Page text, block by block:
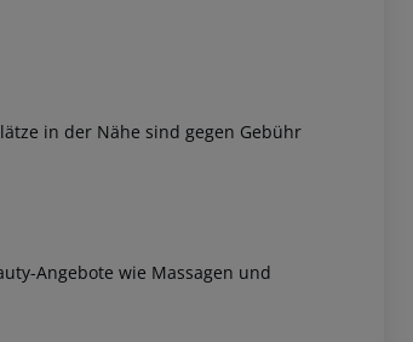
in der Nähe sind gegen Gebühr
Angebote wie Massagen und